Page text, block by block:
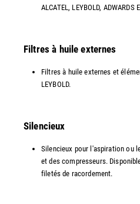
ALCATEL, LEYBOLD, ADWARDS
Filtres à huile externes
Filtres à huile externes et
LEYBOLD.
Silencieux
Silencieux pour l'aspiration ou
et des compresseurs.
filetés de racordement.